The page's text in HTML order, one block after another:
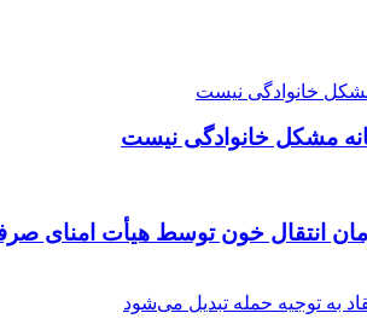
مشکل خانوادگی نیست
انتقال خون توسط هیأت امنای